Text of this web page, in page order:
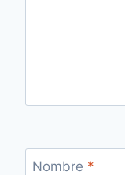
Nombre *